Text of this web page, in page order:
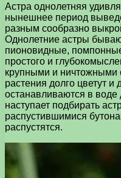
Астра однолетняя
нынешнее период
разным сообразно
Однолетние астры
пионовидные,
простого и
крупными и ничтожными
растения долго цветут
останавливаются в воде
наступает подбирать
распустившимися
распустятся.